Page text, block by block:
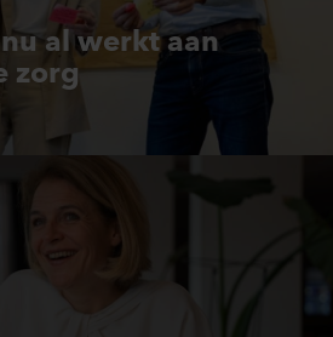
al werkt aan
zorg